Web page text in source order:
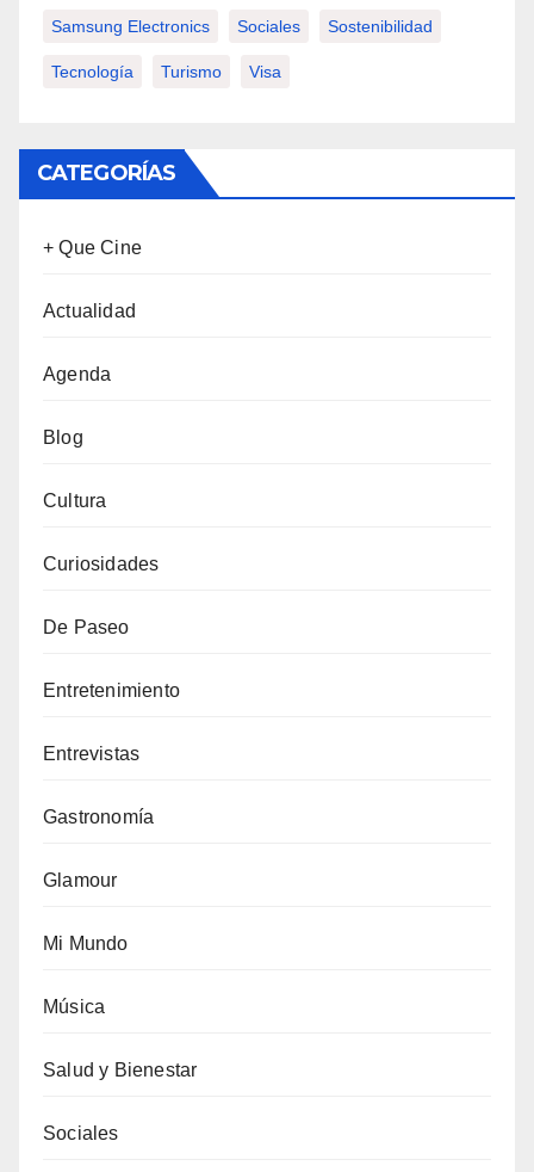
Samsung Electronics Sociales Sostenibilidad
Tecnología Turismo Visa
CATEGORÍAS
+ Que Cine
Actualidad
Agenda
Blog
Cultura
Curiosidades
De Paseo
Entretenimiento
Entrevistas
Gastronomía
Glamour
Mi Mundo
Música
Salud y Bienestar
Sociales